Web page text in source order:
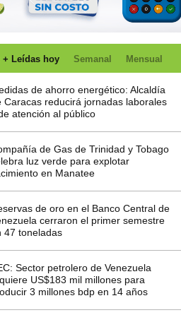
+ Leídas hoy Semanal Mensual
de ahorro energético: Alcaldía
Caracas reducirá jornadas laborales
atención al público
de Gas de Trinidad y Tobago
luz verde para explotar
en Manatee
de oro en el Banco Central de
cerraron el primer semestre
47 toneladas
Sector petrolero de Venezuela
US$183 mil millones para
3 millones bdp en 14 años